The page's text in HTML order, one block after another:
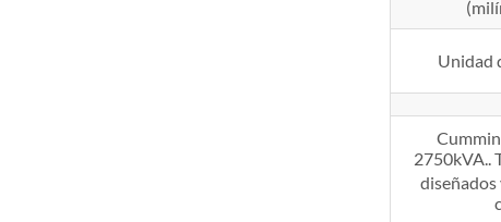
Unidad
2750kVA..
diseñados